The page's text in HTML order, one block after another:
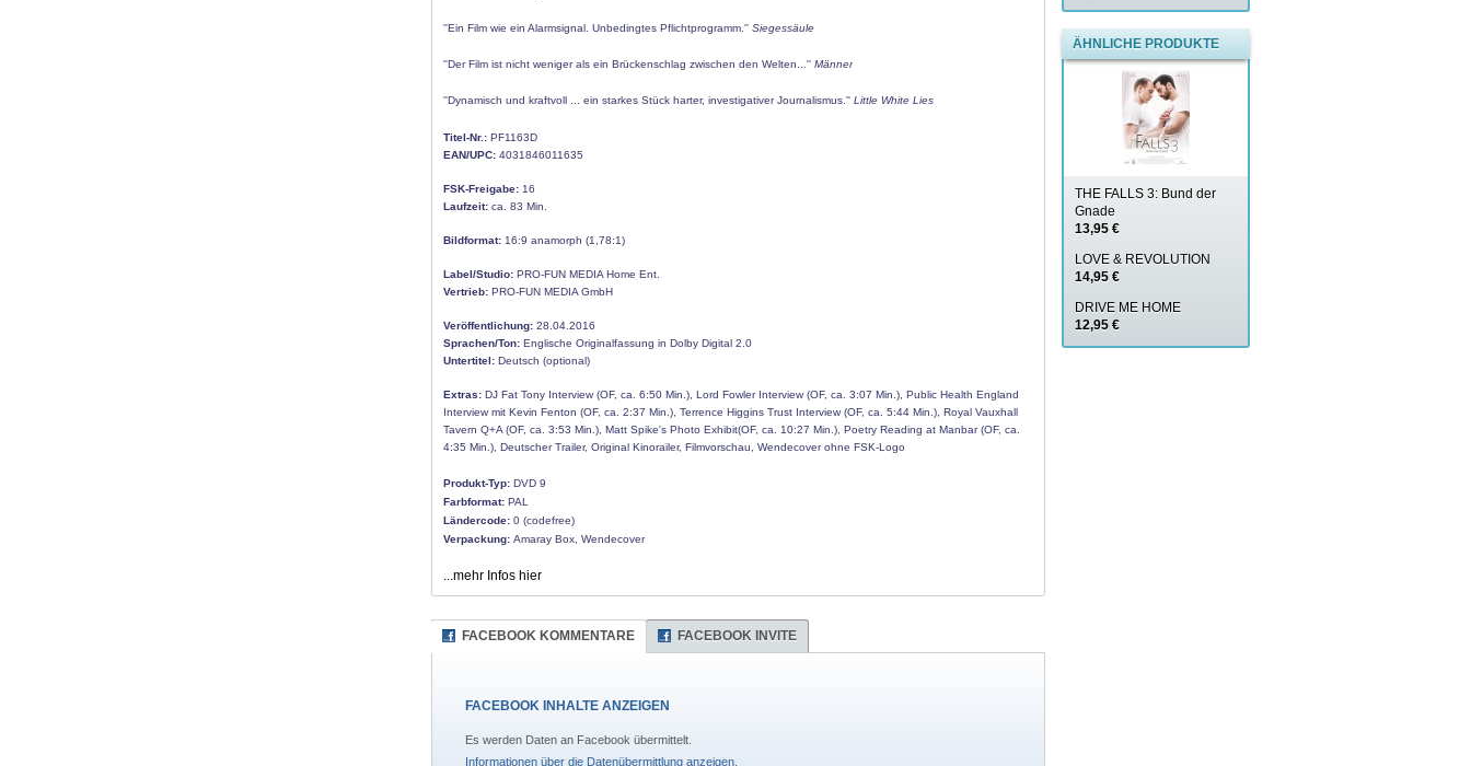
''Ein Film wie ein Alarmsignal. Unbedingtes Pflichtprogramm.'' Siegessäule
''Der Film ist nicht weniger als ein Brückenschlag zwischen den Welten...'' Männer
''Dynamisch und kraftvoll ... ein starkes Stück harter, investigativer Journalismus.'' Little White Lies
Titel-Nr.: PF1163D
EAN/UPC: 4031846011635
FSK-Freigabe: 16
Laufzeit: ca. 83 Min.
Bildformat: 16:9 anamorph (1,78:1)
Label/Studio: PRO-FUN MEDIA Home Ent.
Vertrieb: PRO-FUN MEDIA GmbH
Veröffentlichung: 28.04.2016
Sprachen/Ton: Englische Originalfassung in Dolby Digital 2.0
Untertitel: Deutsch (optional)
Extras: DJ Fat Tony Interview (OF, ca. 6:50 Min.), Lord Fowler Interview (OF, ca. 3:07 Min.), Public Health England
Interview mit Kevin Fenton (OF, ca. 2:37 Min.), Terrence Higgins Trust Interview (OF, ca. 5:44 Min.), Royal Vauxhall
Tavern Q+A (OF, ca. 3:53 Min.), Matt Spike's Photo Exhibit(OF, ca. 10:27 Min.), Poetry Reading at Manbar (OF, ca.
4:35 Min.), Deutscher Trailer, Original Kinorailer, Filmvorschau, Wendecover ohne FSK-Logo
Produkt-Typ: DVD 9
Farbformat: PAL
Ländercode: 0 (codefree)
Verpackung: Amaray Box, Wendecover
...mehr Infos hier
FACEBOOK KOMMENTARE FACEBOOK INVITE
FACEBOOK INHALTE ANZEIGEN
Es werden Daten an Facebook übermittelt.
Informationen über die Datenübermittlung anzeigen.
ÄHNLICHE PRODUKTE
THE FALLS 3: Bund der
Gnade
13,95 €
LOVE & REVOLUTION
14,95 €
DRIVE ME HOME
12,95 €